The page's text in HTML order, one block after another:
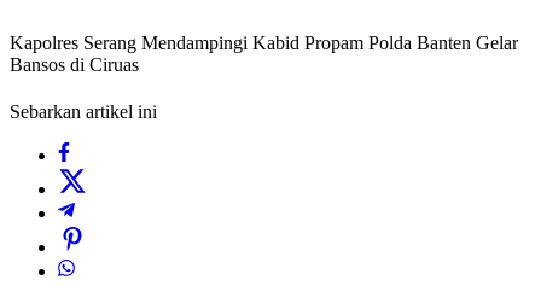
Kapolres Serang Mendampingi Kabid Propam Polda Banten Gelar
Bansos di Ciruas
Sebarkan artikel ini